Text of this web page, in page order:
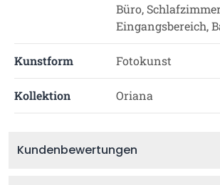
Büro,
Eingangsbereich,
Kunstform Fotokunst
Kollektion Oriana
Kundenbewertungen